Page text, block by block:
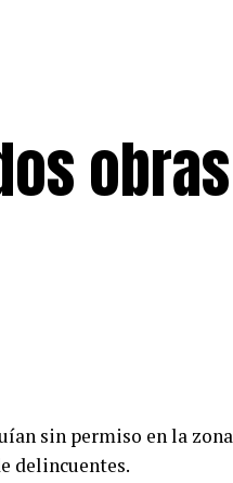
sin permiso en la
delincuentes.